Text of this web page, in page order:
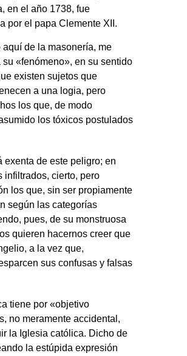
en el año 1738, fue
por el papa Clemente XII.
de la masonería, me
«fenómeno», en su sentido
existen sujetos que
a una logia, pero
los que, de modo
los tóxicos postulados
exenta de este peligro; en
infiltrados, cierto, pero
los que, sin ser propiamente
según las categorías
pues, de su monstruosa
quieren hacernos creer que
a la vez que,
sus confusas y falsas
tiene por «objetivo
no meramente accidental,
la Iglesia católica. Dicho de
la estúpida expresión